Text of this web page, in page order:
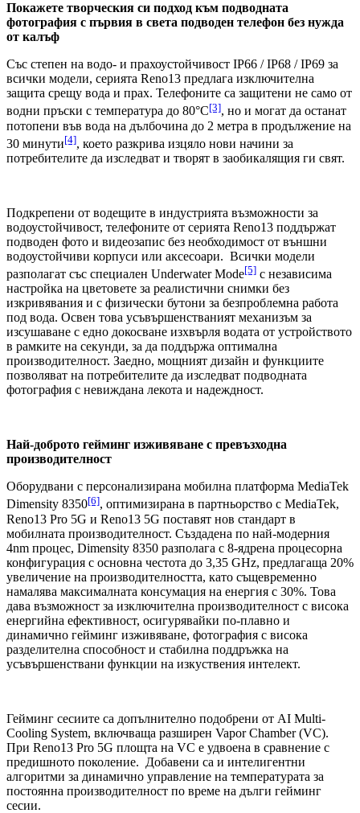
Покажете творческия си подход към подводната
фотография с първия в света подводен телефон без нужда
от калъф
Със степен на водо- и прахоустойчивост IP66 / IP68 / IP69 за
всички модели, серията Reno13 предлага изключителна
защита срещу вода и прах. Телефоните са защитени не само от
водни пръски с температура до 80°C[3], но и могат да останат
потопени във вода на дълбочина до 2 метра в продължение на
30 минути[4], което разкрива изцяло нови начини за
потребителите да изследват и творят в заобикалящия ги свят.
Подкрепени от водещите в индустрията възможности за
водоустойчивост, телефоните от серията Reno13 поддържат
подводен фото и видеозапис без необходимост от външни
водоустойчиви корпуси или аксесоари. Всички модели
разполагат със специален Underwater Mode[5] с независима
настройка на цветовете за реалистични снимки без
изкривявания и с физически бутони за безпроблемна работа
под вода. Освен това усъвършенстваният механизъм за
изсушаване с едно докосване изхвърля водата от устройството
в рамките на секунди, за да поддържа оптимална
производителност. Заедно, мощният дизайн и функциите
позволяват на потребителите да изследват подводната
фотография с невиждана лекота и надеждност.
Най-доброто гейминг изживяване с превъзходна
производителност
Оборудвани с персонализирана мобилна платформа MediaTek
Dimensity 8350[6], оптимизирана в партньорство с MediaTek,
Reno13 Pro 5G и Reno13 5G поставят нов стандарт в
мобилната производителност. Създадена по най-модерния
4nm процес, Dimensity 8350 разполага с 8-ядрена процесорна
конфигурация с основна честота до 3,35 GHz, предлагаща 20%
увеличение на производителността, като същевременно
намалява максималната консумация на енергия с 30%. Това
дава възможност за изключителна производителност с висока
енергийна ефективност, осигурявайки по-плавно и
динамично гейминг изживяване, фотография с висока
разделителна способност и стабилна поддръжка на
усъвършенствани функции на изкуствения интелект.
Гейминг сесиите са допълнително подобрени от AI Multi-
Cooling System, включваща разширен Vapor Chamber (VC).
При Reno13 Pro 5G площта на VC е удвоена в сравнение с
предишното поколение. Добавени са и интелигентни
алгоритми за динамично управление на температурата за
постоянна производителност по време на дълги гейминг
сесии.